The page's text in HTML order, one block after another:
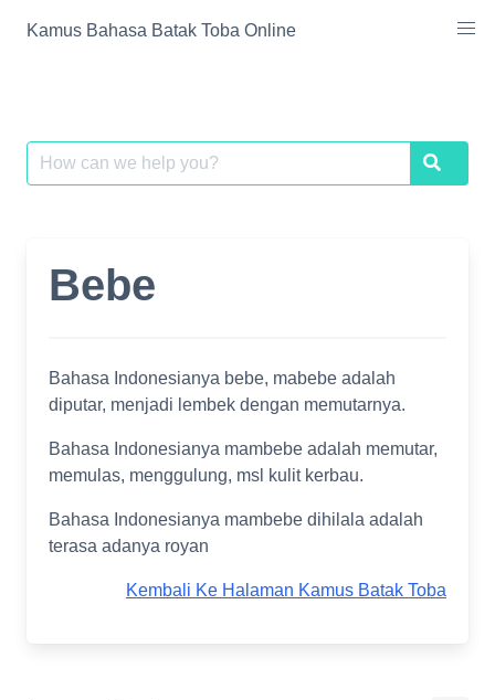
Kamus Bahasa Batak Toba Online
Search
for:
Search
Bebe
Bahasa Indonesianya bebe, mabebe adalah
diputar, menjadi lembek dengan memutarnya.
Bahasa Indonesianya mambebe adalah memutar,
memulas, menggulung, msl kulit kerbau.
Bahasa Indonesianya mambebe dihilala adalah
terasa adanya royan
Kembali Ke Halaman Kamus Batak Toba